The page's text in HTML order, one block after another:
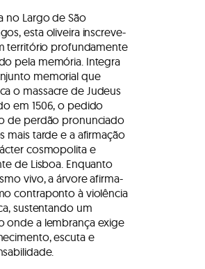
no Largo de São
esta oliveira inscreve-
território profundamente
pela memória. Integra
memorial que
o massacre de Judeus
em 1506, o pedido
de perdão pronunciado
mais tarde e a afirmação
cosmopolita e
de Lisboa. Enquanto
vivo, a árvore afirma-
contraponto à violência
sustentando um
onde a lembrança exige
escuta e